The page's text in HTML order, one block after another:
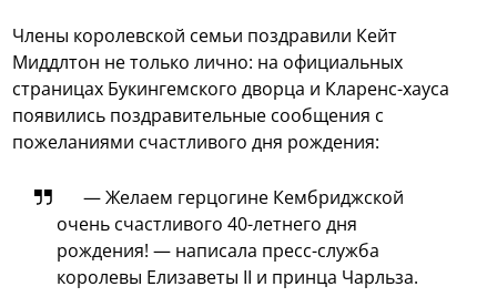
Члены королевской семьи поздравили Кейт
Миддлтон не только лично: на официальных
страницах Букингемского дворца и Кларенс-хауса
появились поздравительные сообщения с
пожеланиями счастливого дня рождения:
— Желаем герцогине Кембриджской
очень счастливого 40-летнего дня
рождения! — написала пресс-служба
королевы Елизаветы II и принца Чарльза.